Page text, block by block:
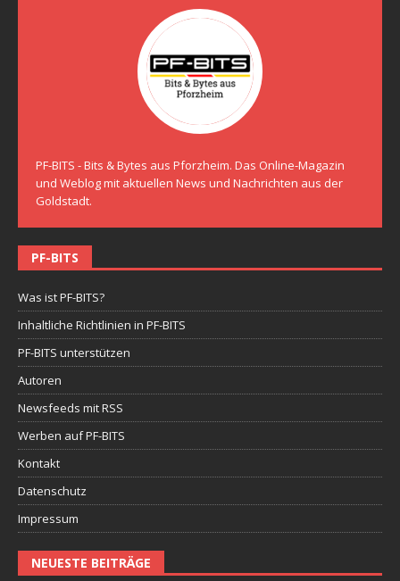
PF-BITS - Bits & Bytes aus Pforzheim. Das Online-Magazin
und Weblog mit aktuellen News und Nachrichten aus der
Goldstadt.
PF-BITS
Was ist PF-BITS?
Inhaltliche Richtlinien in PF-BITS
PF-BITS unterstützen
Autoren
Newsfeeds mit RSS
Werben auf PF-BITS
Kontakt
Datenschutz
Impressum
NEUESTE BEITRÄGE